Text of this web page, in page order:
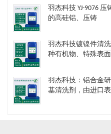
羽杰科技 YJ-9076
的高硅铝、压铸
羽杰科技镀镍件清
种有机物、特殊表
羽杰科技：铝合金
基清洗剂，由进口